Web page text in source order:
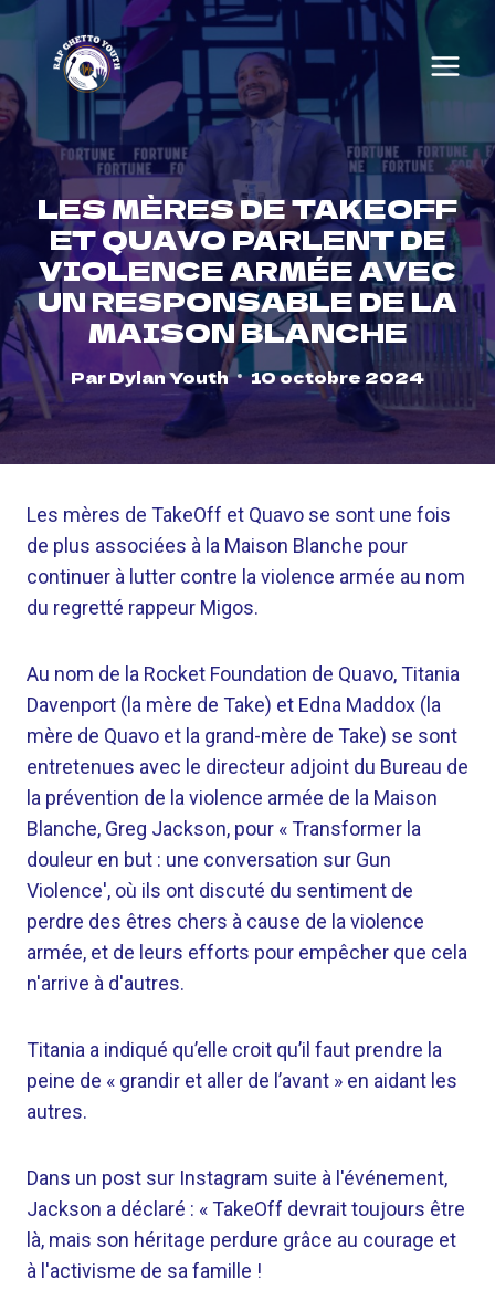
Skip
content
LES MÈRES DE TAKEOFF
ET QUAVO PARLENT DE
VIOLENCE ARMÉE AVEC
UN RESPONSABLE DE LA
MAISON BLANCHE
ParDylan Youth 10 octobre 2024
Les mères de TakeOff et Quavo se sont une fois
de plus associées à la Maison Blanche pour
continuer à lutter contre la violence armée au nom
du regretté rappeur Migos.
Au nom de la Rocket Foundation de Quavo, Titania
Davenport (la mère de Take) et Edna Maddox (la
mère de Quavo et la grand-mère de Take) se sont
entretenues avec le directeur adjoint du Bureau de
la prévention de la violence armée de la Maison
Blanche, Greg Jackson, pour « Transformer la
douleur en but : une conversation sur Gun
Violence', où ils ont discuté du sentiment de
perdre des êtres chers à cause de la violence
armée, et de leurs efforts pour empêcher que cela
n'arrive à d'autres.
Titania a indiqué qu’elle croit qu’il faut prendre la
peine de « grandir et aller de l’avant » en aidant les
autres.
Dans un post sur Instagram suite à l'événement,
Jackson a déclaré : « TakeOff devrait toujours être
là, mais son héritage perdure grâce au courage et
à l'activisme de sa famille !